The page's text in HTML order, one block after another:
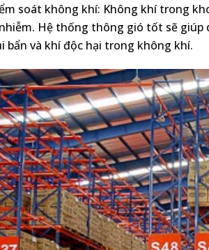
soát không khí: Không khí trong
Hệ thống thông gió tốt sẽ giúp
bẩn và khí độc hại trong không khí.